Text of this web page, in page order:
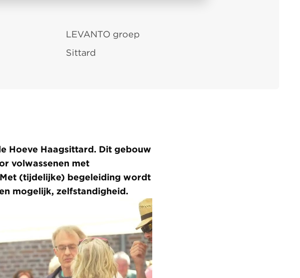
LEVANTO groep
Sittard
Hoeve Haagsittard. Dit gebouw
volwassenen met
(tijdelijke) begeleiding wordt
mogelijk, zelfstandigheid.